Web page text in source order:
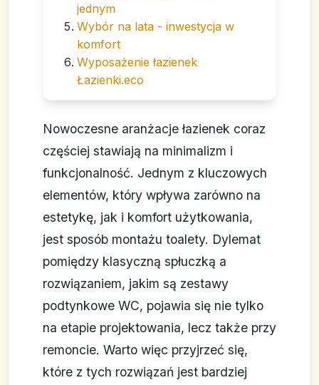
jednym
Wybór na lata - inwestycja w
komfort
Wyposażenie łazienek
Łazienki.eco
Nowoczesne aranżacje łazienek coraz
częściej stawiają na minimalizm i
funkcjonalność. Jednym z kluczowych
elementów, który wpływa zarówno na
estetykę, jak i komfort użytkowania,
jest sposób montażu toalety. Dylemat
pomiędzy klasyczną spłuczką a
rozwiązaniem, jakim są zestawy
podtynkowe WC, pojawia się nie tylko
na etapie projektowania, lecz także przy
remoncie. Warto więc przyjrzeć się,
które z tych rozwiązań jest bardziej